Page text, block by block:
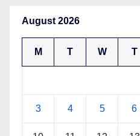
August 2026
M T W T
3 4 5 6